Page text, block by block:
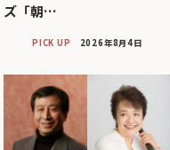
ズ「朝…
PICK UP 2026年8月4日